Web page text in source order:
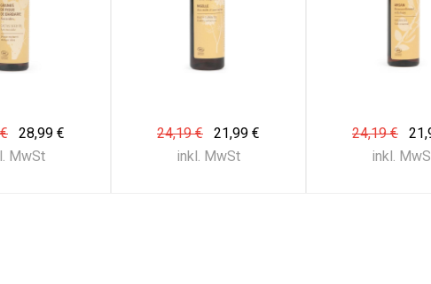
28,99 €
MwSt
24,19 €
21,99 €
inkl. MwSt
24,19 €
inkl.